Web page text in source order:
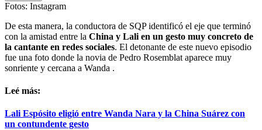
Fotos: Instagram
De esta manera, la conductora de SQP identificó el eje que terminó
con la amistad entre la China y Lali en un gesto muy concreto de
la cantante en redes sociales. El detonante de este nuevo episodio
fue una foto donde la novia de Pedro Rosemblat aparece muy
sonriente y cercana a Wanda .
Leé más:
Lali Espósito eligió entre Wanda Nara y la China Suárez con
un contundente gesto